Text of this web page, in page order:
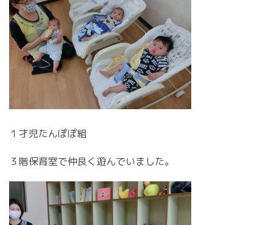
１才児たんぽぽ組
３階保育室で仲良く遊んでいました。